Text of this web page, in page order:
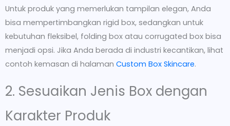
Untuk produk yang memerlukan tampilan elegan, Anda
bisa mempertimbangkan rigid box, sedangkan untuk
kebutuhan fleksibel, folding box atau corrugated box bisa
menjadi opsi. Jika Anda berada di industri kecantikan, lihat
contoh kemasan di halaman Custom Box Skincare.
2. Sesuaikan Jenis Box dengan
Karakter Produk